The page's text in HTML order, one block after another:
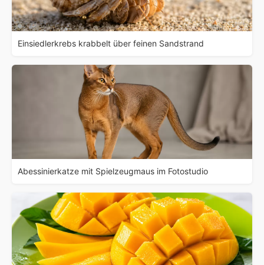
Einsiedlerkrebs krabbelt über feinen Sandstrand
Abessinierkatze mit Spielzeugmaus im Fotostudio